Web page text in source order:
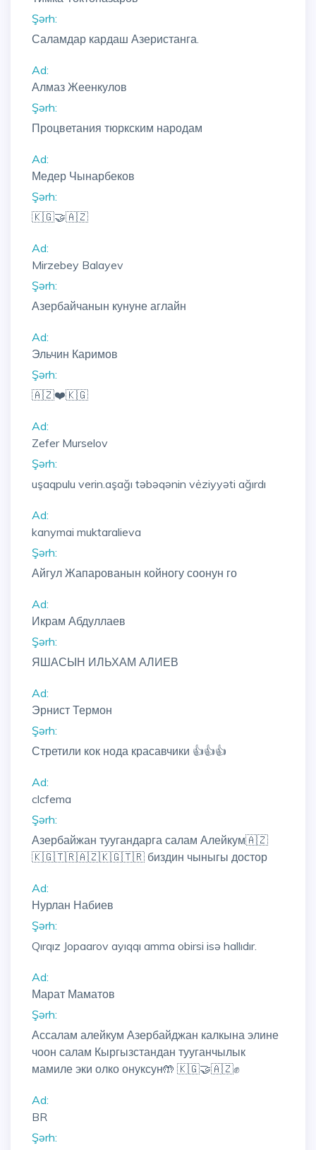
Şərh:
Саламдар кардаш Азеристанга.
Ad:
Алмаз Жеенкулов
Şərh:
Процветания тюркским народам
Ad:
Медер Чынарбеков
Şərh:
🇰🇬🤝🇦🇿
Ad:
Mirzebey Balayev
Şərh:
Азербайчанын кунуне аглайн
Ad:
Эльчин Каримов
Şərh:
🇦🇿❤️🇰🇬
Ad:
Zefer Murselov
Şərh:
uşaqpulu verin.aşağı təbəqənin vėziyyəti ağırdı
Ad:
kanymai muktaralieva
Şərh:
Айгул Жапарованын койногу соонун го
Ad:
Икрам Абдуллаев
Şərh:
ЯШАСЫН ИЛЬХАМ АЛИЕВ
Ad:
Эрнист Термон
Şərh:
Стретили кок нода красавчики 👍👍👍
Ad:
clcfema
Şərh:
Азербайжан туугандарга салам Алейкум🇦🇿
🇰🇬🇹🇷🇦🇿🇰🇬🇹🇷 биздин чыныгы достор
Ad:
Нурлан Набиев
Şərh:
Qırqız Jopaarov ayıqqı amma obirsi isə hallıdır.
Ad:
Марат Маматов
Şərh:
Ассалам алейкум Азербайджан калкына элине
чоон салам Кыргызстандан тууганчылык
мамиле эки олко онуксун🤲 🇰🇬🤝🇦🇿✊
Ad:
BR
Şərh: